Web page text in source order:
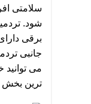
سلامتی
شود.
برقی
جانبی
می توانید
ترین بخش